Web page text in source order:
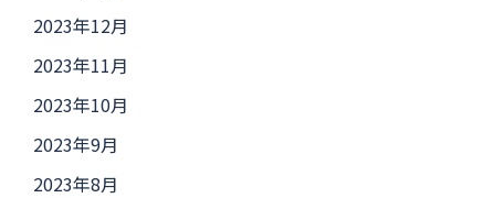
2023年12月
2023年11月
2023年10月
2023年9月
2023年8月